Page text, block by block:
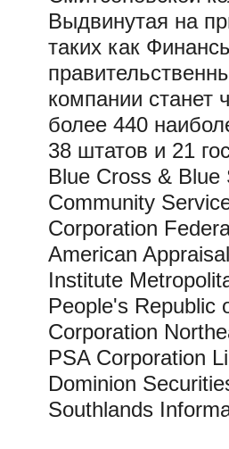
Выдвинутая на
таких как
компании станет
более 440
38 штатов и 21
Blue Cross & Blue
Community
Corporation
American
Institute
People's Republic
Corporation
PSA Corporation
Dominion
Southlands